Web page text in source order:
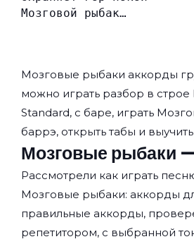
Мозговой рыбак…
Мозговые рыбаки аккорды
можно играть разбор в строе
Standard, с баре, играть
баррэ, открыть табы и
Мозговые рыбаки
Рассмотрели как играть
Мозговые рыбаки: аккорды
правильные аккорды,
репетитором, с выбранной